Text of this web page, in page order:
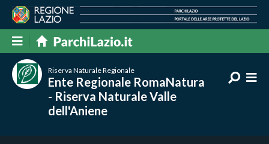
Riserva Naturale Regionale
Ente Regionale RomaNatura
- Riserva Naturale Valle
dell'Aniene